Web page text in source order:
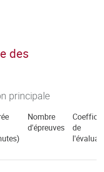
des
principale
Nombre
d'épreuves
de